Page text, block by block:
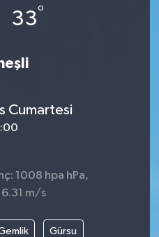
33°
Cumartesi
1008 hpa hPa,
6.31 m/s
Gürsu